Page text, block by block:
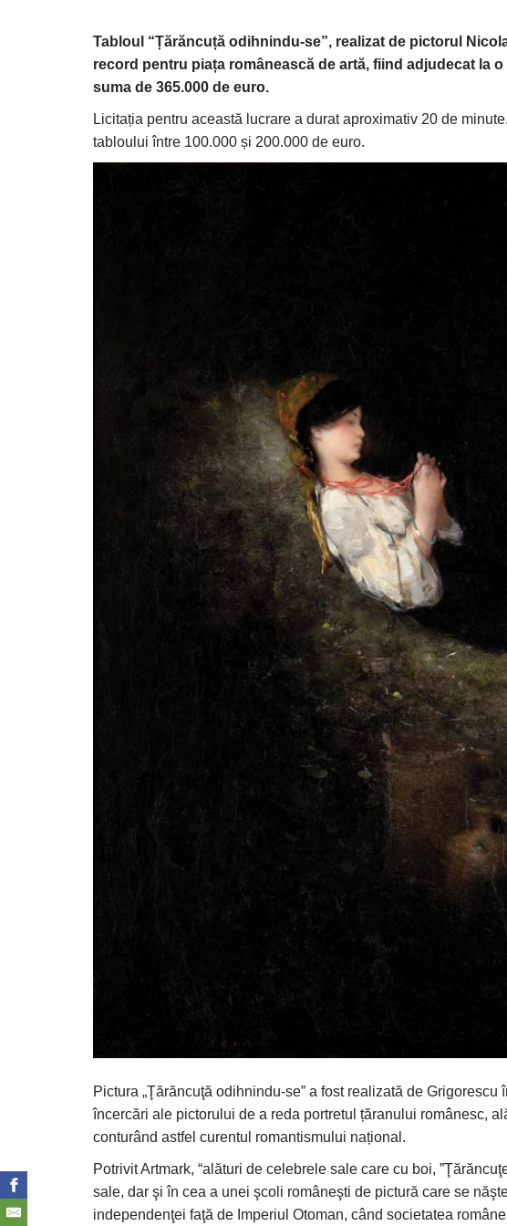
Tabloul “Țărăncuță odihnindu-se”, realizat de pictorul
record pentru piața românească de artă, fiind adjudecat la
suma de 365.000 de euro.
Licitația pentru această lucrare a durat aproximativ 20 de
tabloului între 100.000 și 200.000 de euro.
Pictura „Ţărăncuţă odihnindu-se” a fost realizată de
încercări ale pictorului de a reda portretul țăranului românesc,
conturând astfel curentul romantismului național.
Potrivit Artmark, “alături de celebrele sale care cu boi,
sale, dar şi în cea a unei şcoli româneşti de pictură care se
independenţei faţă de Imperiul Otoman, când societatea